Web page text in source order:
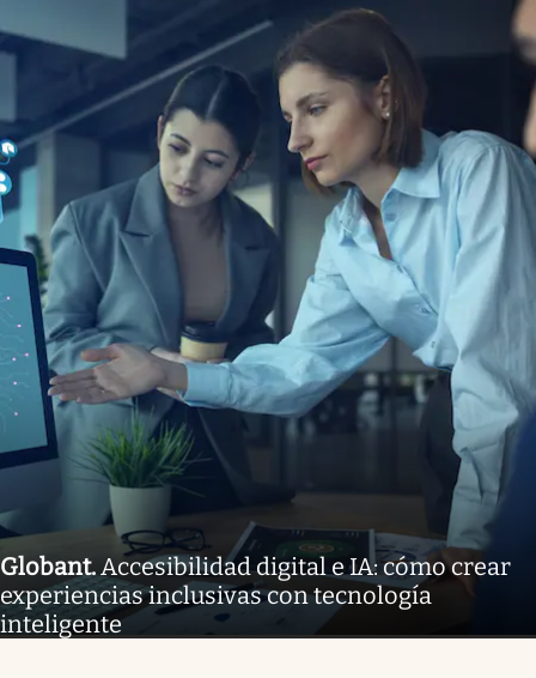
Globant. Accesibilidad digital e IA: cómo crear
experiencias inclusivas con tecnología
inteligente